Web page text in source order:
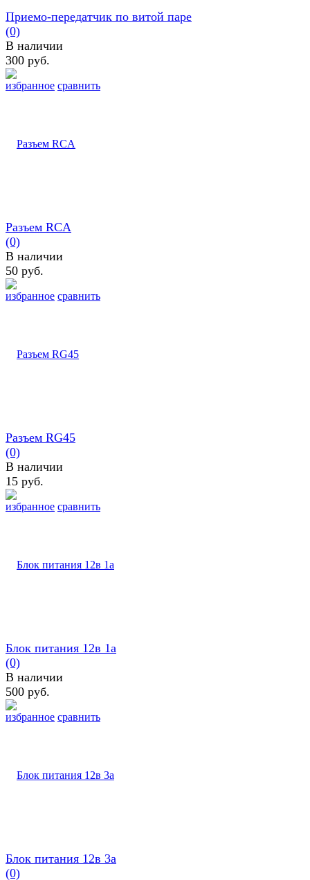
избранное сравнить
Приемо-передатчик по витой паре
(0)
В наличии
300 руб.
избранное сравнить
Разъем RCA
(0)
В наличии
50 руб.
избранное сравнить
Разъем RG45
(0)
В наличии
15 руб.
избранное сравнить
Блок питания 12в 1а
(0)
В наличии
500 руб.
Блок питания 12в 3а
(0)